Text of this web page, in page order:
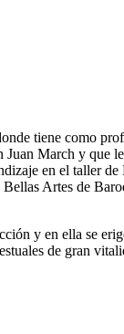
tiene como
March y
en el taller
Artes de
y en ella se
de gran